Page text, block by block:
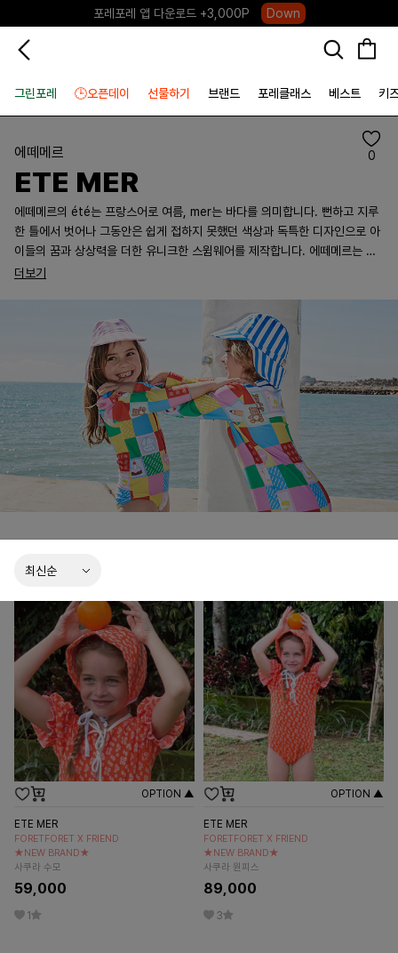
포레포레 앱 다운로드 +3,000P
Down
Click
그린포레 🕒오픈데이 선물하기 브랜드 포레클래스 베스트 키
0
에떼메르
ETE MER
에떼메르의 été는 프랑스어로 여름, mer는 바다를 의미합니다. 뻔하고 지루
한 틀에서 벗어나 그동안은 쉽게 접하지 못했던 색상과 독특한 디자인으로 아
이들의 꿈과 상상력을 더한 유니크한 스윔웨어를 제작합니다. 에떼메르는 시
중에서 유통되는 기성 원단을 사용하지 않고 모든 패브릭은 UV 기능성을 갖
프린팅, 그리고 최종 제작에 이르기까지 모든 과정을 자체적으로 기획하고 완
성합니다. 오직 에떼메르만을 위해 탄생한 독창적인 원단은, 기존 제품에서는
경험할 수 없는 깊이와 완성도를 선사합니다. 또한 원단 제작부터 최종 생산까
지 전 공정을 대한민국에서 이루어지는 Made in Korea 시스템으로 운영하
며, 숙련된 장인들의 손길로 완성됩니다. 오랜 시간과 정성을 담아 완성되는
이러한 장인 정신은, 온 가족이 함께 입는 패밀리웨어를 만든다는 철학 아래
결코 타협하지 않는 에떼메르의 자부심입니다.
더보기
OPTION ▲
ETE MER
FORETFORET X FRIEND
★NEW BRAND★
사쿠라 수모
59,000
1
OPTION ▲
ETE MER
FORETFORET X FRIEND
★NEW BRAND★
사쿠라 원피스
89,000
3